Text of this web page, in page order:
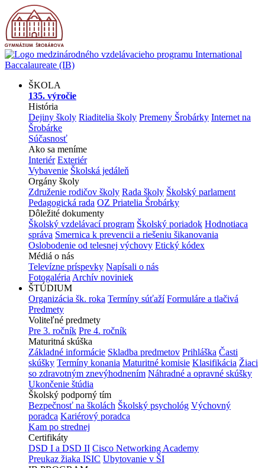
ŠKOLA
135. výročie
História
Dejiny školy Riaditelia školy Premeny Šrobárky Internet na
Šrobárke
Súčasnosť
Ako sa meníme
Interiér Exteriér
Vybavenie Školská jedáleň
Orgány školy
Združenie rodičov školy Rada školy Školský parlament
Pedagogická rada OZ Priatelia Šrobárky
Dôležité dokumenty
Školský vzdelávací program Školský poriadok Hodnotiaca
správa Smernica k prevencii a riešeniu šikanovania
Oslobodenie od telesnej výchovy Etický kódex
Médiá o nás
Televízne príspevky Napísali o nás
Fotogaléria Archív noviniek
ŠTÚDIUM
Organizácia šk. roka Termíny súťaží Formuláre a tlačivá
Predmety
Voliteľné predmety
Pre 3. ročník Pre 4. ročník
Maturitná skúška
Základné informácie Skladba predmetov Prihláška Časti
skúšky Termíny konania Maturitné komisie Klasifikácia Žiaci
so zdravotným znevýhodnením Náhradné a opravné skúšky
Ukončenie štúdia
Školský podporný tím
Bezpečnosť na školách Školský psychológ Výchovný
poradca Kariérový poradca
Kam po strednej
Certifikáty
DSD I a DSD II Cisco Networking Academy
Preukaz žiaka ISIC Ubytovanie v ŠI